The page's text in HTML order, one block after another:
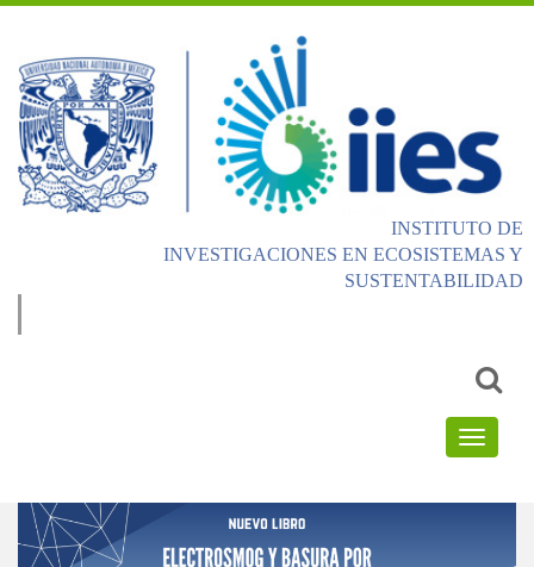
INSTITUTO DE
INVESTIGACIONES EN ECOSISTEMAS Y
SUSTENTABILIDAD